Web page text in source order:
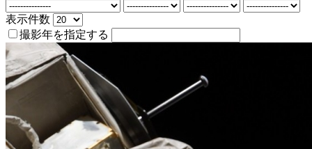
表示件数
撮影年を指定する